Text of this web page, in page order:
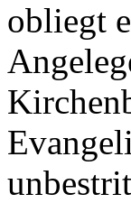
obliegt